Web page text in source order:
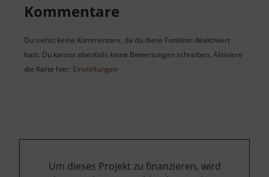
Kommentare
Du siehst keine Kommentare, da du diese Funktion deaktiviert
hast. Du kannst ebenfalls keine Bewertungen schreiben. Aktiviere
die Karte hier: Einstellungen
Um dieses Projekt zu finanzieren, wird